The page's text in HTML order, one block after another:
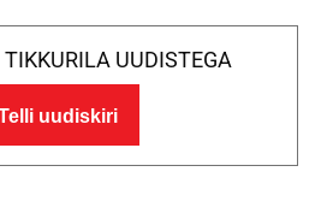
TIKKURILA UUDISTEGA
uudiskiri